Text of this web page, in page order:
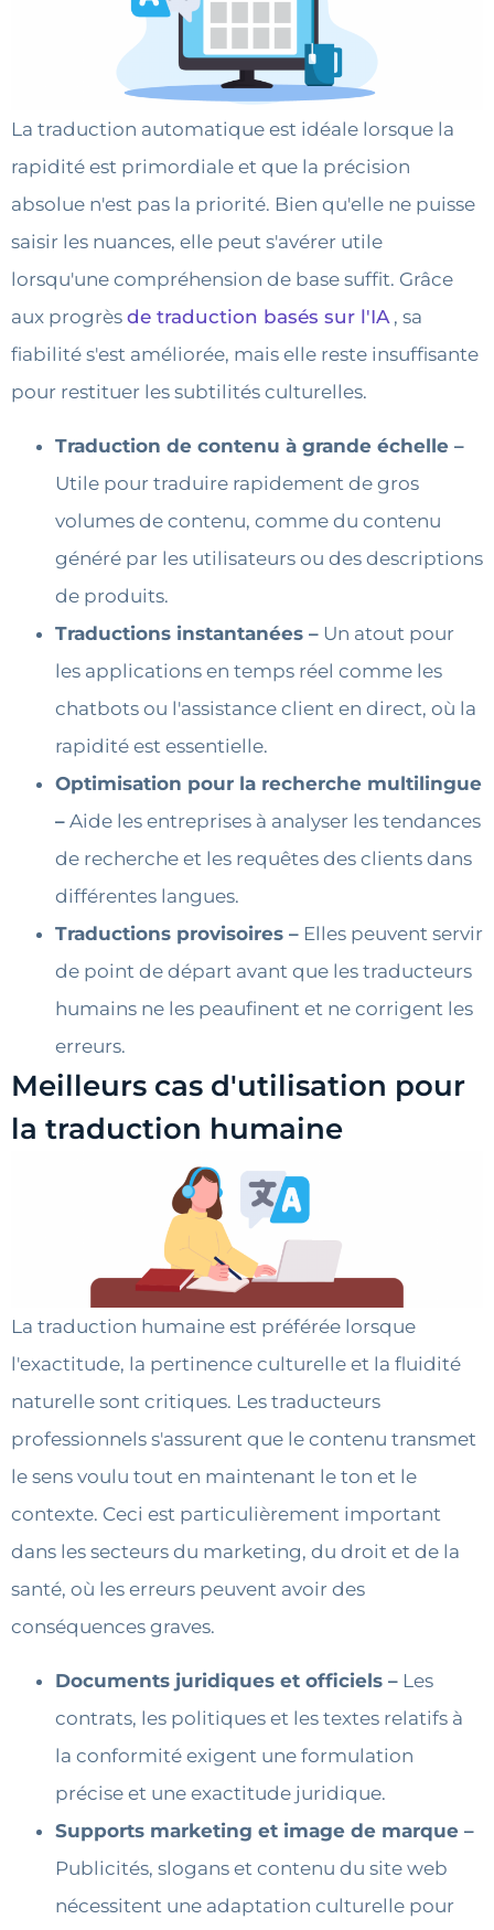
La traduction automatique est idéale lorsque la
rapidité est primordiale et que la précision
absolue n'est pas la priorité. Bien qu'elle ne puisse
saisir les nuances, elle peut s'avérer utile
lorsqu'une compréhension de base suffit. Grâce
aux progrès de traduction basés sur l'IA, sa
fiabilité s'est améliorée, mais elle reste insuffisante
pour restituer les subtilités culturelles.
Traduction de contenu à grande échelle –
Utile pour traduire rapidement de gros
volumes de contenu, comme du contenu
généré par les utilisateurs ou des descriptions
de produits.
Traductions instantanées – Un atout pour
les applications en temps réel comme les
chatbots ou l'assistance client en direct, où la
rapidité est essentielle.
Optimisation pour la recherche multilingue
– Aide les entreprises à analyser les tendances
de recherche et les requêtes des clients dans
différentes langues.
Traductions provisoires – Elles peuvent servir
de point de départ avant que les traducteurs
humains ne les peaufinent et ne corrigent les
erreurs.
Meilleurs cas d'utilisation pour
la traduction humaine
La traduction humaine est préférée lorsque
l'exactitude, la pertinence culturelle et la fluidité
naturelle sont critiques. Les traducteurs
professionnels s'assurent que le contenu transmet
le sens voulu tout en maintenant le ton et le
contexte. Ceci est particulièrement important
dans les secteurs du marketing, du droit et de la
santé, où les erreurs peuvent avoir des
conséquences graves.
Documents juridiques et officiels – Les
contrats, les politiques et les textes relatifs à
la conformité exigent une formulation
précise et une exactitude juridique.
Supports marketing et image de marque –
Publicités, slogans et contenu du site web
nécessitent une adaptation culturelle pour